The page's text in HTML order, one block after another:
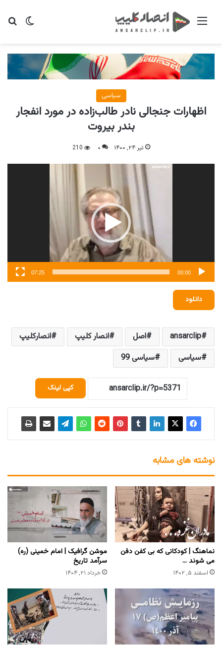
تغییر منو
سیاسی
اظهارات جنجالی نادر طالب‌زاده در مورد انفجار
بندر بیروت
تیر ۲۴, ۱۴۰۰ ۰ 210
نمایشگر
00:00
07:25
دانلود
ansarclip اصل انصار کلیپ
انصارکلیپ
سیاسی
سیاسی 99
کپی لینک
نوشته های مشابه
نماهنگ | کودکانی که بی کفن دفن
می شوند …
اسفند ۵, ۱۴۰۲
موشن گرافیک | امام خمینی (ره)
سرآمد تاریخ
خرداد ۲۱, ۱۴۰۴